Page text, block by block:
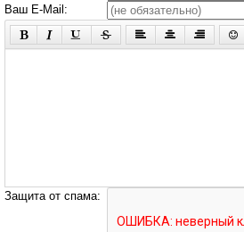
Ваш E-Mail:
Защита от спама: